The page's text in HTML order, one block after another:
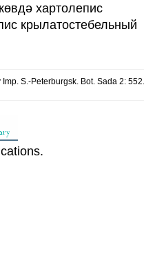
хартолепис
крылатостебельный
Imp. S.-Peterburgsk. Bot. Sada 2: